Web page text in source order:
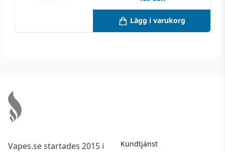
Lägg i varukorg
Vapes.se startades 2015 i
Kundtjänst